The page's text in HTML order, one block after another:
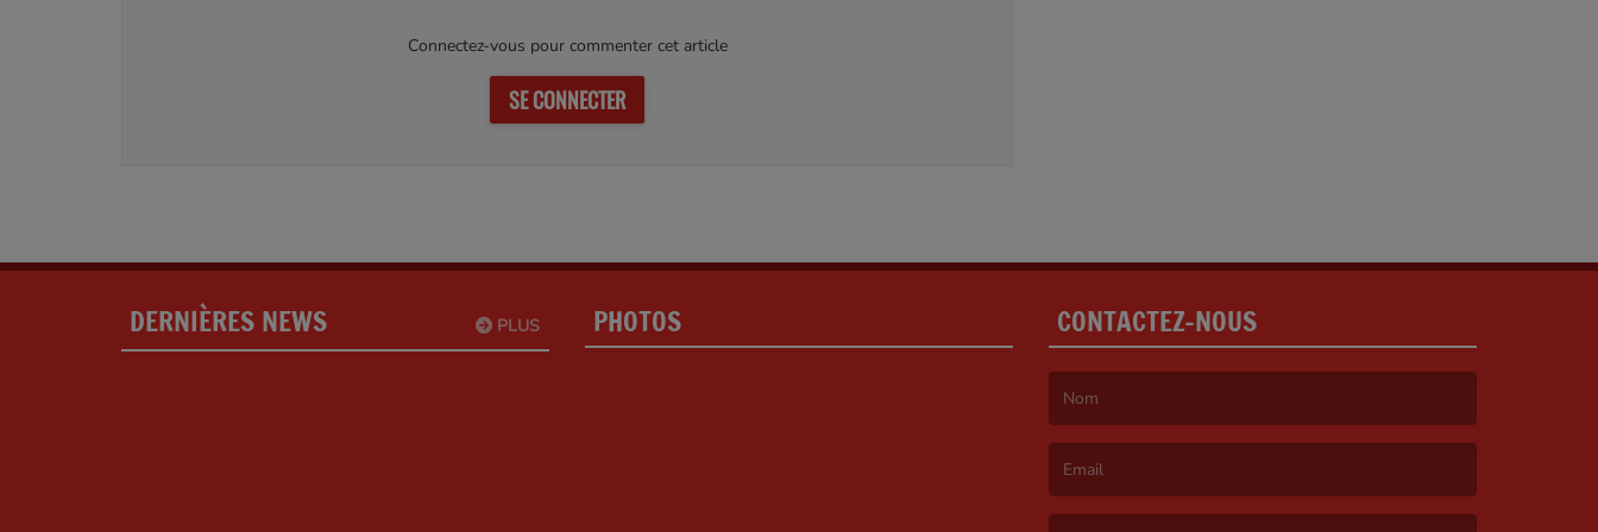
Connectez-vous pour commenter cet article
SE CONNECTER
PLUS
DERNIÈRES NEWS PHOTOS CONTACTEZ-NOUS